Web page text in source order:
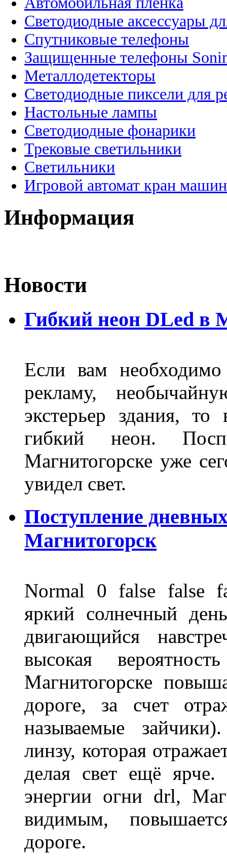
Светодиодные аксессуары
Спутниковые телефоны
Защищенные телефоны
Металлодетекторы
Светодиодные пиксели для
Настольные лампы
Светодиодные фонарики
Трековые светильники
Светильники
Игровой автомат кран
Информация
Новости
Гибкий неон DLed в
Если вам
рекламу,
экстерьер здания,
гибкий неон.
Магнитогорске уже
увидел свет.
Поступление
Магнитогорск
Normal 0 false false
яркий солнечный
двигающийся
высокая
Магнитогорске
дороге, за счет
называемые
линзу, которая
делая свет ещё
энергии огни drl,
видимым,
дороге.